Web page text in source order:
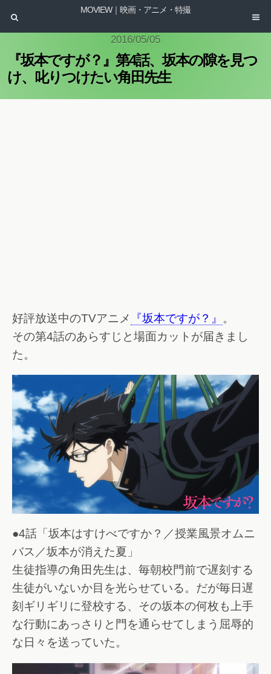
MOVIEW｜映画・アニメ・特撮
2016/05/05
『坂本ですが？』第4話、坂本の隙を見つ
け、叱りつけたい角田先生
好評放送中のTVアニメ 『坂本ですが？』 。
その第4話のあらすじと場面カットが届きまし
た。
●4話「坂本はすけべですか？／授業風景オムニ
バス／坂本が消えた夏」
生徒指導の角田先生は、毎朝校門前で遅刻する
生徒がいないか目を光らせている。だが毎日遅
刻ギリギリに登校する、その坂本の何枚も上手
な行動にあっさりと門を通らせてしまう屈辱的
な日々を送っていた。